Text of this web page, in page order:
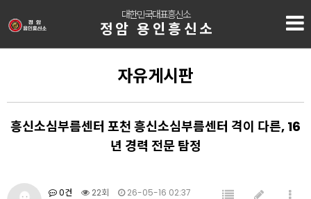
대한민국대표흥신소
정암 용인흥신소
자유게시판
흥신소심부름센터 포천 흥신소심부름센터 격이 다른, 16
년 경력 전문 탐정
0건 22회 26-05-16 02:37